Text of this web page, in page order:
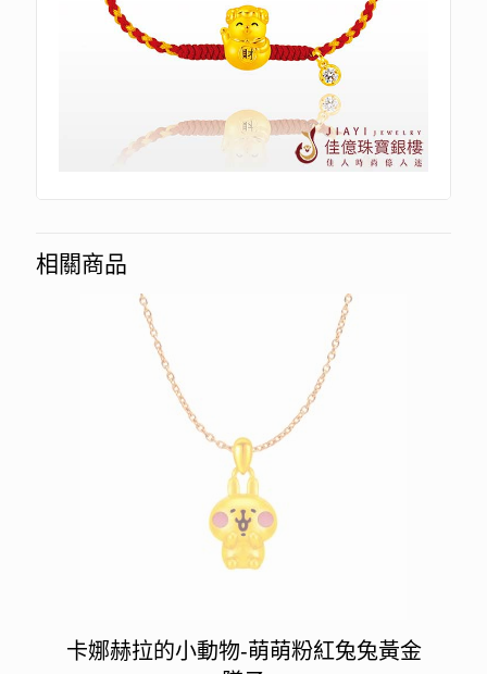
相關商品
卡娜赫拉的小動物-萌萌粉紅兔兔黃金